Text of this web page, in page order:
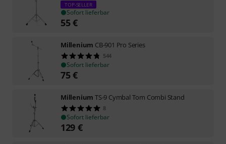
TOP-SELLER
Sofort lieferbar
55€
Millenium CB-901 Pro Series
544
Sofort lieferbar
75€
Millenium TS-9 Cymbal Tom Combi Stand
8
Sofort lieferbar
129 €